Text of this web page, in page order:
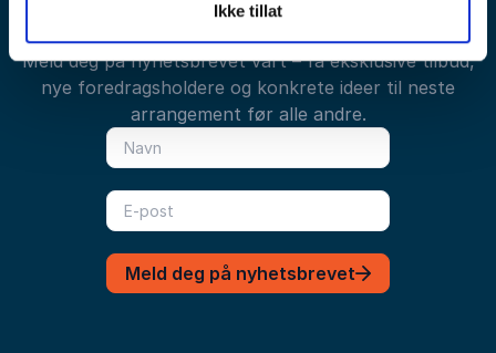
Ikke tillat
Meld deg på nyhetsbrevet vårt – få eksklusive tilbud,
nye foredragsholdere og konkrete ideer til neste
arrangement før alle andre.
Meld deg på nyhetsbrevet